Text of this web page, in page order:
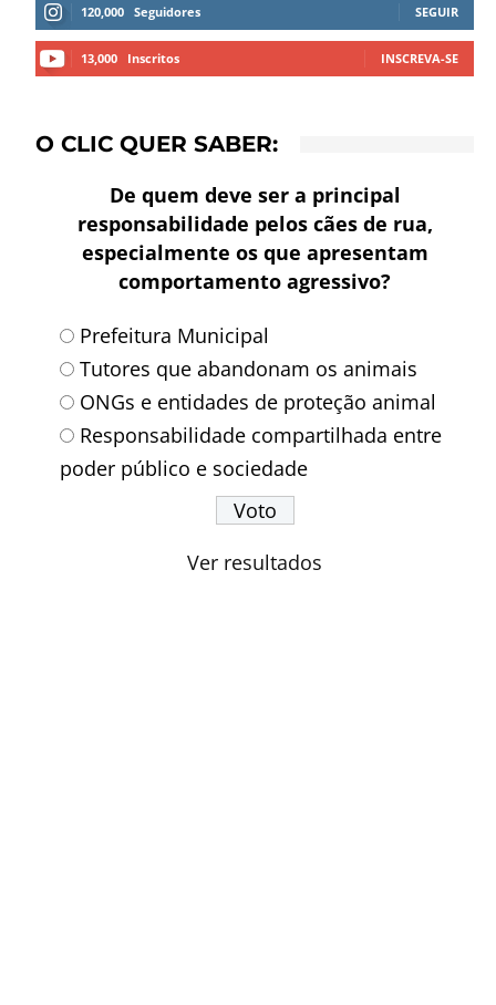
120,000 Seguidores SEGUIR
13,000 Inscritos INSCREVA-SE
O CLIC QUER SABER:
De quem deve ser a principal
responsabilidade pelos cães de rua,
especialmente os que apresentam
comportamento agressivo?
Prefeitura Municipal
Tutores que abandonam os animais
ONGs e entidades de proteção animal
Responsabilidade compartilhada entre
poder público e sociedade
Ver resultados